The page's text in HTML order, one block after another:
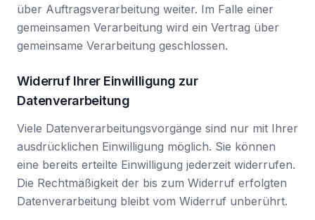
über Auftragsverarbeitung weiter. Im Falle einer
gemeinsamen Verarbeitung wird ein Vertrag über
gemeinsame Verarbeitung geschlossen.
Widerruf Ihrer Einwilligung zur
Datenverarbeitung
Viele Datenverarbeitungsvorgänge sind nur mit Ihrer
ausdrücklichen Einwilligung möglich. Sie können
eine bereits erteilte Einwilligung jederzeit widerrufen.
Die Rechtmäßigkeit der bis zum Widerruf erfolgten
Datenverarbeitung bleibt vom Widerruf unberührt.